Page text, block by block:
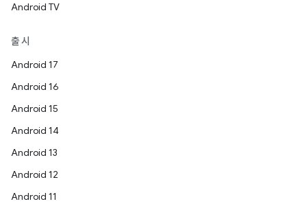
Android TV
출시
Android 17
Android 16
Android 15
Android 14
Android 13
Android 12
Android 11